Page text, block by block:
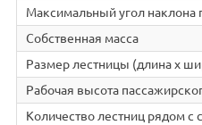
Максимальный угол наклона
Собственная масса
Размер лестницы (длина х
Рабочая высота
Количество лестниц рядом с